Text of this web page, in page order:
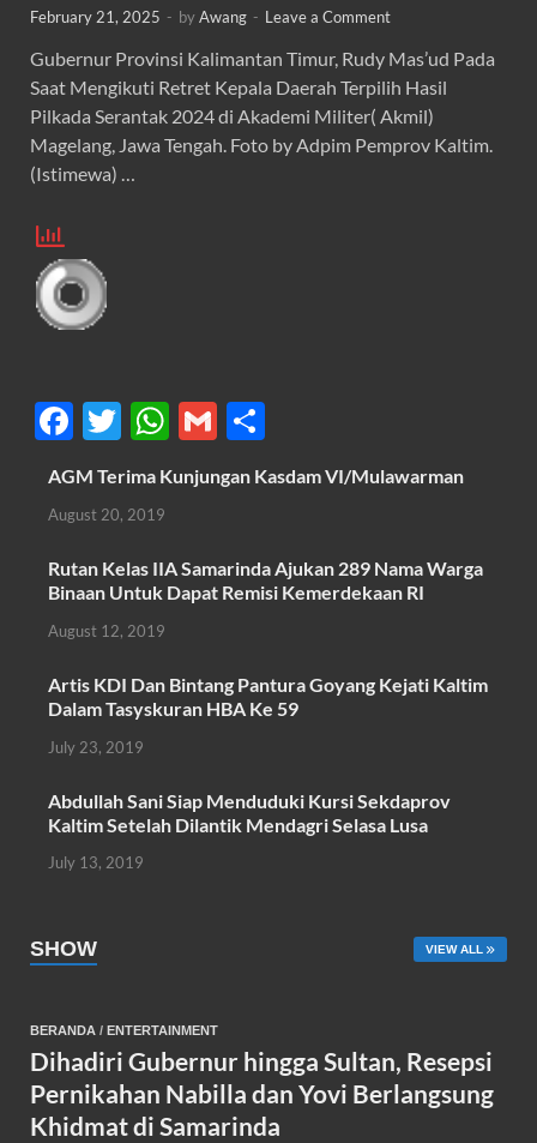
February 21, 2025 - byAwang - Leave a Comment
Gubernur Provinsi Kalimantan Timur, Rudy Mas’ud Pada
Saat Mengikuti Retret Kepala Daerah Terpilih Hasil
Pilkada Serantak 2024 di Akademi Militer( Akmil)
Magelang, Jawa Tengah. Foto by Adpim Pemprov Kaltim.
(Istimewa) …
F
ac
e
b
o
o
k
T
w
itt
er
W
h
at
A
p
G
ail
h
ar
AGM Terima Kunjungan Kasdam VI/Mulawarman
August 20, 2019
Rutan Kelas IIA Samarinda Ajukan 289 Nama Warga
Binaan Untuk Dapat Remisi Kemerdekaan RI
August 12, 2019
Artis KDI Dan Bintang Pantura Goyang Kejati Kaltim
Dalam Tasyskuran HBA Ke 59
July 23, 2019
Abdullah Sani Siap Menduduki Kursi Sekdaprov
Kaltim Setelah Dilantik Mendagri Selasa Lusa
July 13, 2019
SHOW VIEW ALL
BERANDA / ENTERTAINMENT
Dihadiri Gubernur hingga Sultan, Resepsi
Pernikahan Nabilla dan Yovi Berlangsung
Khidmat di Samarinda